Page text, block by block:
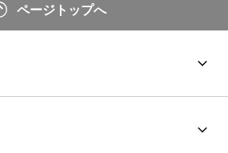
ページトップへ